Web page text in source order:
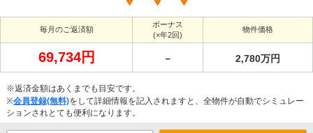
毎月のご返済額
ボーナス
(×年2回)
物件価格
69,734円 － 2,780万円
※返済金額はあくまでも目安です。
※会員登録(無料)をして詳細情報を記入されますと、全物件が自動でシミュレー
ションされとても便利になります。